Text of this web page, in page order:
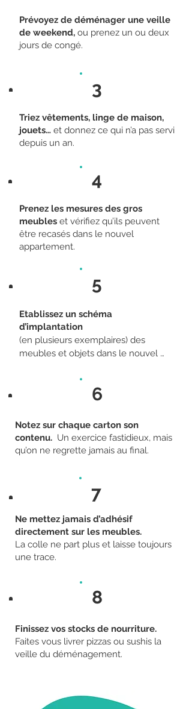
aux murs, plafonds et planchers, dont
le déménageur n’assure pas, en
principe, la dépose. N’oubliez pas de
contenu souvent sous-estimé.
Prévoyez de déménager une veille
de weekend, ou prenez un ou deux
jours de congé.
Triez vêtements, linge de maison,
jouets… et donnez ce qui n’a pas servi
depuis un an.
3
4
Prenez les mesures des gros
meubles et vérifiez qu’ils peuvent
être recasés dans le nouvel
appartement.
Etablissez un schéma
d’implantation
(en plusieurs exemplaires) des
meubles et objets dans le nouvel
déménageurs. Collez des pastilles de
couleur sur vos meubles et cartons
5
Notez sur chaque carton son
contenu. Un exercice fastidieux, mais
qu’on ne regrette jamais au final.
6
Ne mettez jamais d’adhésif
directement sur les meubles.
La colle ne part plus et laisse toujours
une trace.
7
Finissez vos stocks de nourriture.
Faites vous livrer pizzas ou sushis la
veille du déménagement.
8